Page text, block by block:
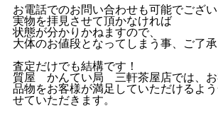
お電話でのお問い合わせも可能でござい
実物を拝見させて頂かなければ
状態が分かりかねますので、
大体のお値段となってしまう事、ご了承
査定だけでも結構です！
質屋 かんてい局 三軒茶屋店では、お
品物をお客様が満足していただけるよ
せていただきます。